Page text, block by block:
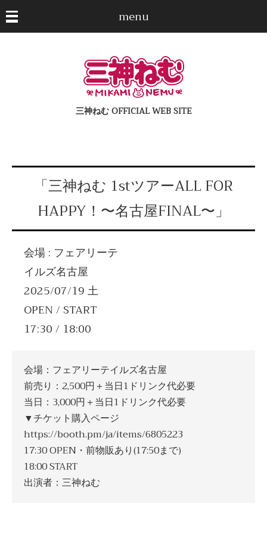
menu
三神ねむ OFFICIAL WEB SITE
「三神ねむ 1stツアーALL FOR
HAPPY！〜名古屋FINAL〜」
会場 : フェアリーテ
イルズ名古屋
2025/07/19 土
OPEN / START
17:30 / 18:00
会場：フェアリーテイルズ名古屋
前売り：2,500円＋当日1ドリンク代必要
当日：3,000円＋当日1ドリンク代必要
▼チケット購入ページ
https://booth.pm/ja/items/6805223
17:30 OPEN・前物販あり(17:50まで)
18:00 START
出演者：三神ねむ